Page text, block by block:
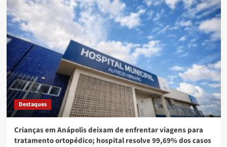
Destaques
Crianças em Anápolis deixam de enfrentar viagens para
tratamento ortopédico; hospital resolve 99,69% dos casos